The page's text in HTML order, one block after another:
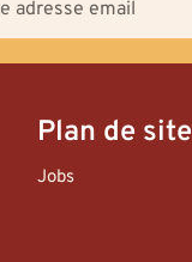
Plan de site
Jobs